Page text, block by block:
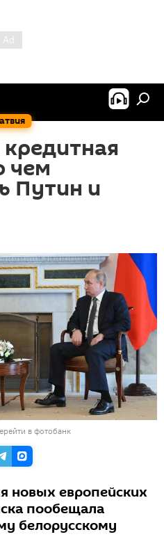
чем
Путин и
в фотобанк
новых европейских
пообещала
белорусскому